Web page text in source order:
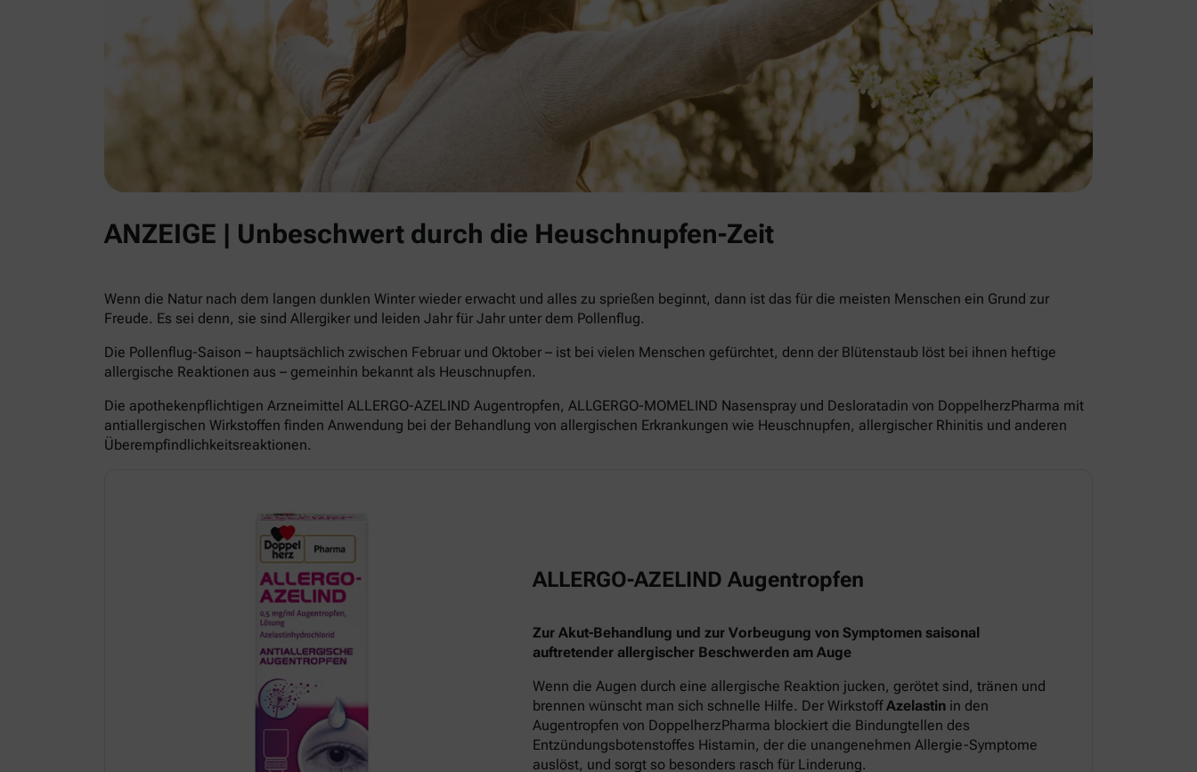
ANZEIGE | Unbeschwert durch die Heuschnupfen-Zeit
Wenn die Natur nach dem langen dunklen Winter wieder erwacht und alles zu sprießen beginnt, dann ist das für die meisten Menschen ein Grund zur
Freude. Es sei denn, sie sind Allergiker und leiden Jahr für Jahr unter dem Pollenflug.
Die Pollenflug-Saison – hauptsächlich zwischen Februar und Oktober – ist bei vielen Menschen gefürchtet, denn der Blütenstaub löst bei ihnen heftige
allergische Reaktionen aus – gemeinhin bekannt als Heuschnupfen.
Die apothekenpflichtigen Arzneimittel ALLERGO-AZELIND Augentropfen, ALLGERGO-MOMELIND Nasenspray und Desloratadin von DoppelherzPharma mit
antiallergischen Wirkstoffen finden Anwendung bei der Behandlung von allergischen Erkrankungen wie Heuschnupfen, allergischer Rhinitis und anderen
Überempfindlichkeitsreaktionen.
ALLERGO-AZELIND Augentropfen
Zur Akut-Behandlung und zur Vorbeugung von Symptomen saisonal
auftretender allergischer Beschwerden am Auge
Wenn die Augen durch eine allergische Reaktion jucken, gerötet sind, tränen und
brennen wünscht man sich schnelle Hilfe. Der WirkstoffAzelastin in den
Augentropfen von DoppelherzPharma blockiert die Bindungtellen des
Entzündungsbotenstoffes Histamin, der die unangenehmen Allergie-Symptome
auslöst, und sorgt so besonders rasch für Linderung.